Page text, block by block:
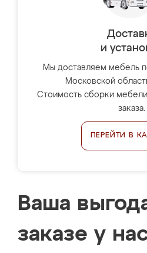
и
Мы доставляем мебель
Московской
Стоимость сборки
заказа.
ПЕРЕЙТИ В
Ваша
заказе у